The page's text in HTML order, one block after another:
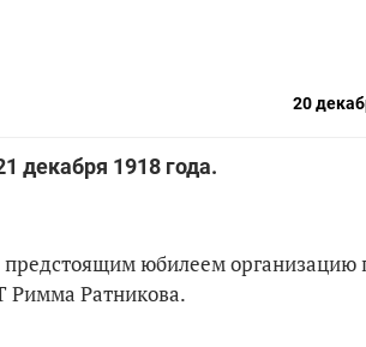
20
декабря 1918 года.
предстоящим юбилеем организацию
Римма Ратникова.